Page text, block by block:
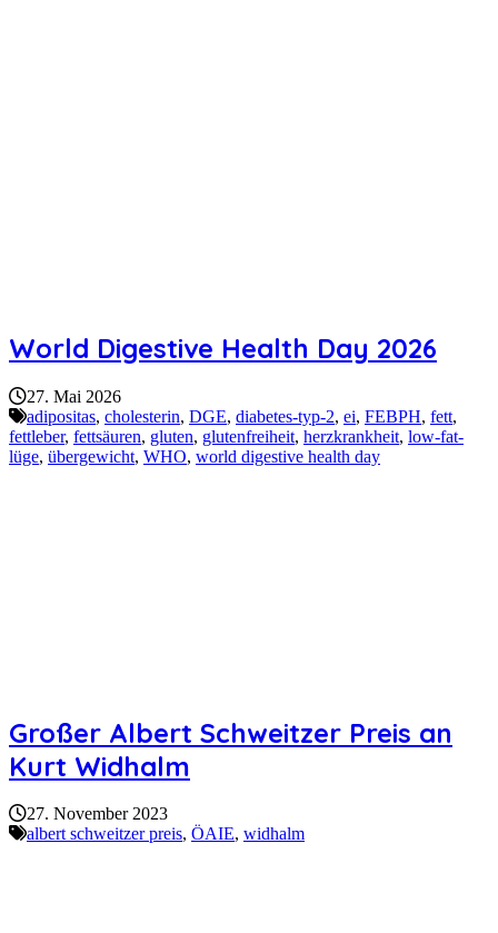
World Digestive Health Day 2026
27. Mai 2026
adipositas, cholesterin, DGE, diabetes-typ-2, ei, FEBPH, fett,
fettleber, fettsäuren, gluten, glutenfreiheit, herzkrankheit, low-fat-
lüge, übergewicht, WHO, world digestive health day
Großer Albert Schweitzer Preis an
Kurt Widhalm
27. November 2023
albert schweitzer preis, ÖAIE, widhalm